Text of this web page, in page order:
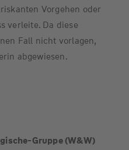
Vorgehen oder
verleite. Da diese
Fall nicht vorlagen,
abgewiesen.
Gruppe (W&W)